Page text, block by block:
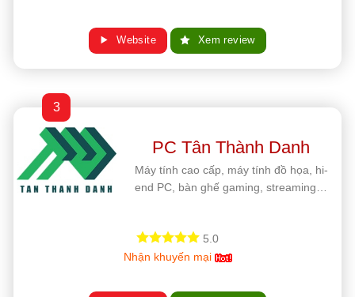
Website Xem review
3
PC Tân Thành Danh
Máy tính cao cấp, máy tính đồ họa, hi-
end PC, bàn ghế gaming, streaming…
5.0
Nhận khuyến mại